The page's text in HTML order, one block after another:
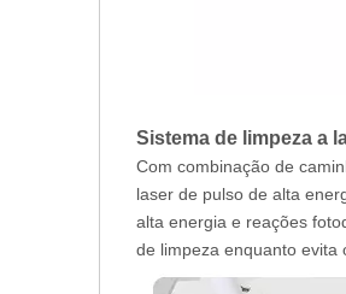
Sistema de limpeza a
Com combinação de
laser de pulso de alta
alta energia e reações
de limpeza enquanto evita